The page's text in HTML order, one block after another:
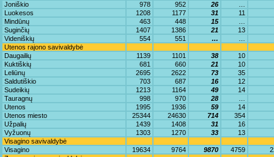
Joniškio
978 952 26
Luokesos
1208 1177 31
11
Mindūnų
463 448 15
Suginčių
1407 1386 21
13
Videniškių
554 551 …
Utenos rajono savivaldybė
Daugailių
1139 1101 38
10
Kuktiškių
681 660 21
10
Leliūnų
2695 2622 73
35
Saldutiškio
703 687 16
12
Sudeikių
1213 1164 49
14
Tauragnų
998 970 28
Utenos
1995 1936 59
14
Utenos miesto
25344 24630 714
354
Užpalių
1439 1408 31
16
Vyžuonų
1303 1270 33
13
Visagino savivaldybė
Visagino
19634 9764 9870 4759